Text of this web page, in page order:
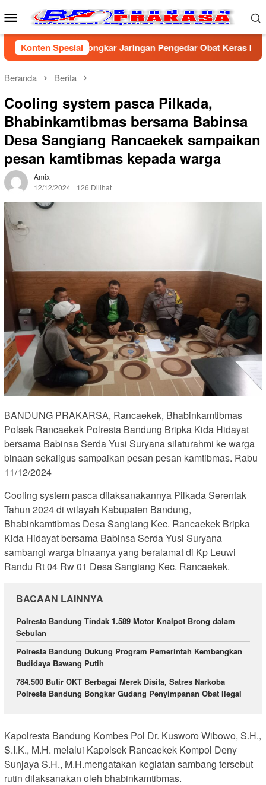
ke
Menu
Mobile
Konten Spesial
Cirebon Bongkar Jaringan Pengedar Obat Keras Ilegal, Dua
Beranda Berita
Cooling system pasca Pilkada,
Bhabinkamtibmas bersama Babinsa
Desa Sangiang Rancaekek sampaikan
pesan kamtibmas kepada warga
Amix
12/12/2024
126 Dilihat
BANDUNG PRAKARSA, Rancaekek, Bhabinkamtibmas
Polsek Rancaekek Polresta Bandung Bripka Kida Hidayat
bersama Babinsa Serda Yusi Suryana silaturahmi ke warga
binaan sekaligus sampaikan pesan pesan kamtibmas. Rabu
11/12/2024
Cooling system pasca dilaksanakannya Pilkada Serentak
Tahun 2024 di wilayah Kabupaten Bandung,
Bhabinkamtibmas Desa Sangiang Kec. Rancaekek Bripka
Kida Hidayat bersama Babinsa Serda Yusi Suryana
sambangi warga binaanya yang beralamat di Kp Leuwi
Randu Rt 04 Rw 01 Desa Sangiang Kec. Rancaekek.
BACAAN LAINNYA
Polresta Bandung Tindak 1.589 Motor Knalpot Brong dalam
Sebulan
Polresta Bandung Dukung Program Pemerintah Kembangkan
Budidaya Bawang Putih
784.500 Butir OKT Berbagai Merek Disita, Satres Narkoba
Polresta Bandung Bongkar Gudang Penyimpanan Obat Ilegal
Kapolresta Bandung Kombes Pol Dr. Kusworo Wibowo, S.H.,
S.I.K., M.H. melalui Kapolsek Rancaekek Kompol Deny
Sunjaya S.H., M.H.mengatakan kegiatan sambang tersebut
rutin dilaksanakan oleh bhabinkamtibmas.